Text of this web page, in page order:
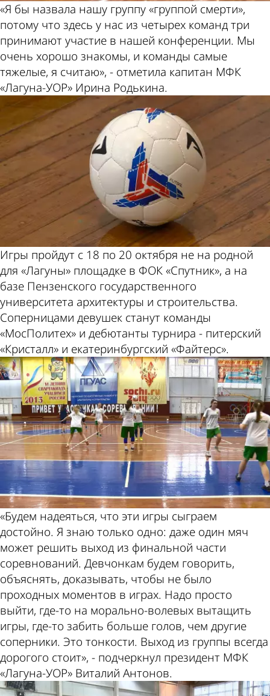
«Я бы назвала нашу группу «группой смерти»,
потому что здесь у нас из четырех команд три
принимают участие в нашей конференции. Мы
очень хорошо знакомы, и команды самые
тяжелые, я считаю», - отметила капитан МФК
«Лагуна-УОР» Ирина Родькина.
Игры пройдут с 18 по 20 октября не на родной
для «Лагуны» площадке в ФОК «Спутник», а на
базе Пензенского государственного
университета архитектуры и строительства.
Соперницами девушек станут команды
«МосПолитех» и дебютанты турнира - питерский
«Кристалл» и екатеринбургский «Файтерс».
«Будем надеяться, что эти игры сыграем
достойно. Я знаю только одно: даже один мяч
может решить выход из финальной части
соревнований. Девчонкам будем говорить,
объяснять, доказывать, чтобы не было
проходных моментов в играх. Надо просто
выйти, где-то на морально-волевых вытащить
игры, где-то забить больше голов, чем другие
соперники. Это тонкости. Выход из группы всегда
дорогого стоит», - подчеркнул президент МФК
«Лагуна-УОР» Виталий Антонов.